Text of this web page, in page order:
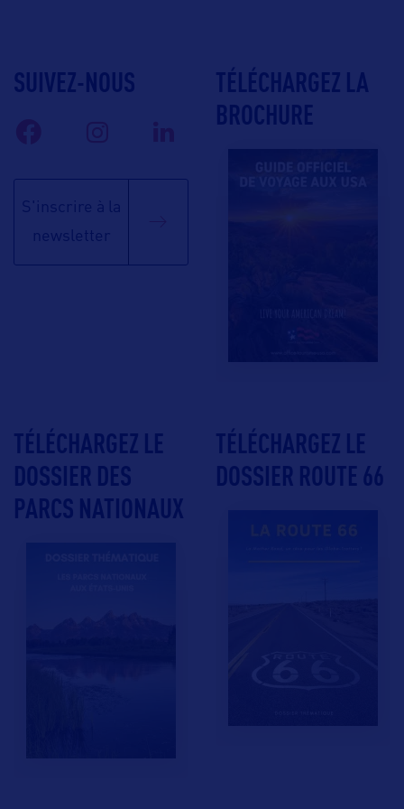
SUIVEZ-NOUS
S'inscrire à la
newsletter
TÉLÉCHARGEZ LA
BROCHURE
TÉLÉCHARGEZ LE
DOSSIER DES
PARCS NATIONAUX
TÉLÉCHARGEZ LE
DOSSIER ROUTE 66